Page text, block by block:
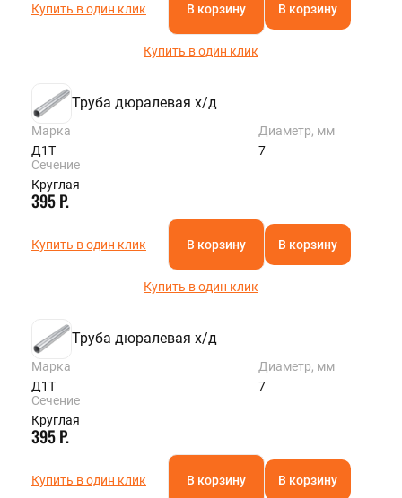
Купить в один клик В корзину В корзину
Купить в один клик
Труба дюралевая х/д
Марка
Д1Т
Диаметр, мм
7
Сечение
Круглая
395 Р.
Купить в один клик В корзину В корзину
Купить в один клик
Труба дюралевая х/д
Марка
Д1Т
Диаметр, мм
7
Сечение
Круглая
395 Р.
Купить в один клик В корзину В корзину